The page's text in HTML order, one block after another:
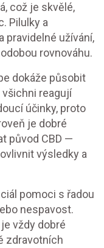
což je skvělé,
Pilulky a
pravidelné užívání,
rovnováhu.
dokáže působit
všichni reagují
účinky, proto
je dobré
původ CBD —
výsledky a
pomoci s řadou
nespavost.
vždy dobré
zdravotních